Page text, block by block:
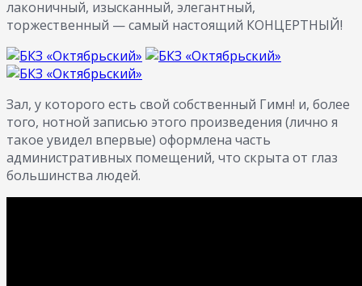
лаконичный, изысканный, элегантный,
торжественный — самый настоящий КОНЦЕРТНЫЙ!
Зал, у которого есть свой собственный Гимн! и, более
того, нотной записью этого произведения (лично я
такое увидел впервые) оформлена часть
административных помещений, что скрыта от глаз
большинства людей.